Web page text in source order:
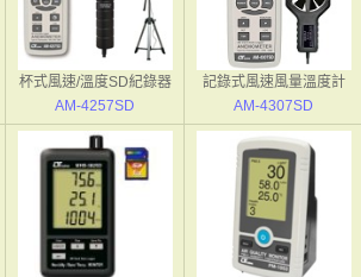
杯式風速/溫度SD紀錄器
AM-4257SD
記錄式風速風量溫度計
AM-4307SD